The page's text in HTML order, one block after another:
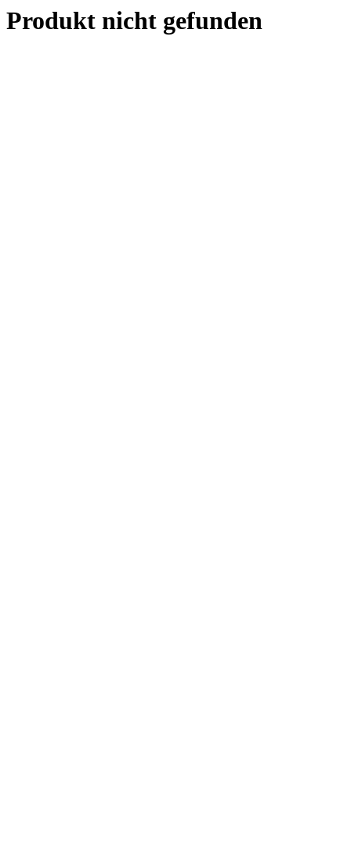
Produkt nicht gefunden